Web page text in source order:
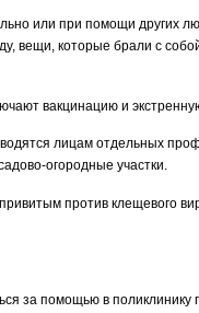
или при помощи других
вещи, которые брали с
вакцинацию и
лицам отдельных
огородные участки.
против клещевого
за помощью в поликлинику